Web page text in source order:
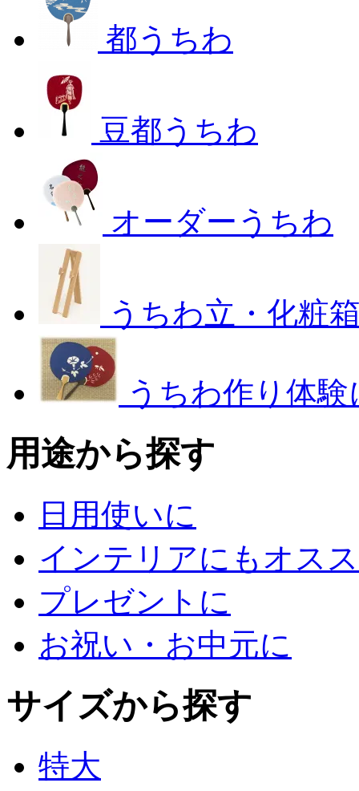
都うちわ
豆都うちわ
オーダーうちわ
うちわ立・化粧
うちわ作り体
用途から探す
日用使いに
インテリアにもオス
プレゼントに
お祝い・お中元に
サイズから探す
特大